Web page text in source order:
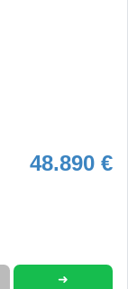
48.890 €
➜